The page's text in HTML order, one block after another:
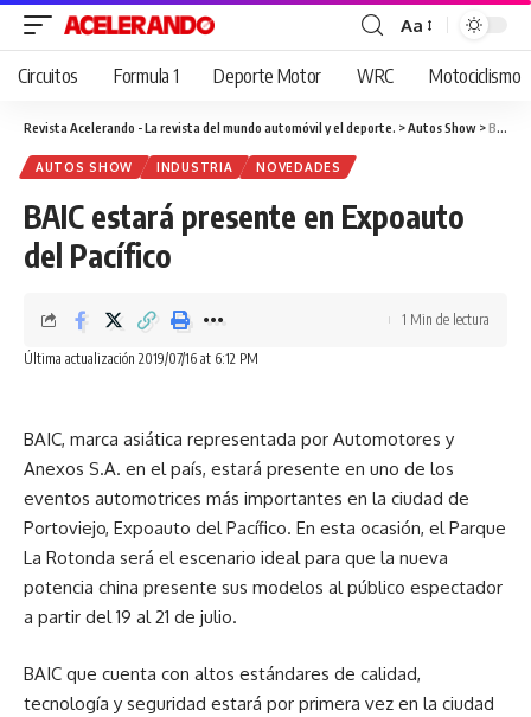
Cambiar
tamaño
fuente
Aa
Circuitos Formula 1 Deporte Motor WRC Motociclismo
Revista Acelerando - La revista del mundo automóvil y el deporte. >Autos Show >BAIC estará presente en Expoauto del Pacífico
AUTOS SHOW INDUSTRIA NOVEDADES
BAIC estará presente en Expoauto
del Pacífico
Última actualización 2019/07/16 at 6:12 PM
1 Min de lectura
BAIC, marca asiática representada por Automotores y
Anexos S.A. en el país, estará presente en uno de los
eventos automotrices más importantes en la ciudad de
Portoviejo, Expoauto del Pacífico. En esta ocasión, el Parque
La Rotonda será el escenario ideal para que la nueva
potencia china presente sus modelos al público espectador
a partir del 19 al 21 de julio.
BAIC que cuenta con altos estándares de calidad,
tecnología y seguridad estará por primera vez en la ciudad